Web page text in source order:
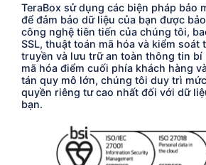
TeraBox sử dụng các biện pháp bảo
để đảm bảo dữ liệu của bạn được
công nghệ tiên tiến của chúng tôi,
SSL, thuật toán mã hóa và kiểm soát
truyền và lưu trữ an toàn thông tin bí
mã hóa điểm cuối phía khách hàng
tán quy mô lớn, chúng tôi duy trì
quyền riêng tư cao nhất đối với dữ
bạn.